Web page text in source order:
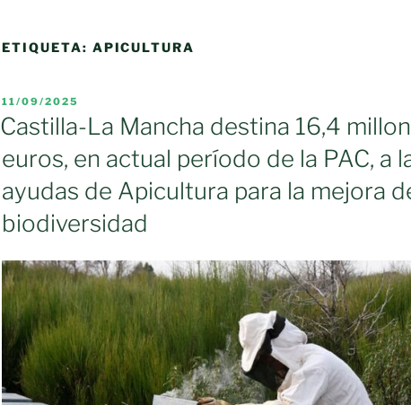
ETIQUETA: APICULTURA
PUBLICADO
EL
11/09/2025
Castilla-La Mancha destina 16,4
euros, en actual período de la PAC, a
ayudas de Apicultura para la mejora
biodiversidad